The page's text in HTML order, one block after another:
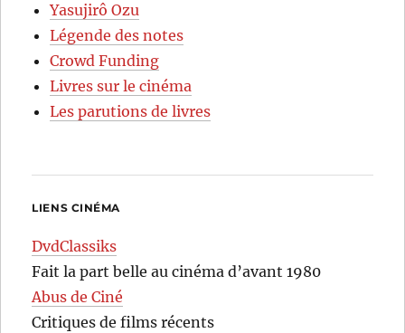
Yasujirô Ozu
Légende des notes
Crowd Funding
Livres sur le cinéma
Les parutions de livres
LIENS CINÉMA
DvdClassiks
Fait la part belle au cinéma d’avant 1980
Abus de Ciné
Critiques de films récents